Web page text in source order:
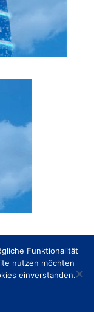
|Impressum|
Funktionalität
nutzen möchten
einverstanden.